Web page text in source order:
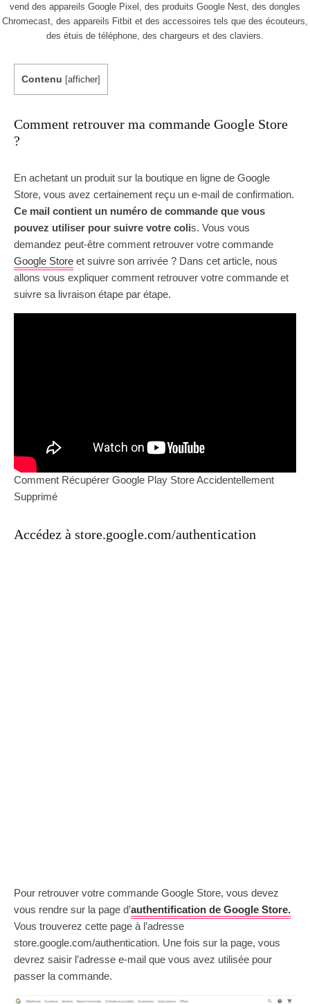
vend des appareils Google Pixel, des produits Google Nest, des dongles
Chromecast, des appareils Fitbit et des accessoires tels que des écouteurs,
des étuis de téléphone, des chargeurs et des claviers.
Contenu [afficher]
Comment retrouver ma commande Google Store
?
En achetant un produit sur la boutique en ligne de Google
Store, vous avez certainement reçu un e-mail de confirmation.
Ce mail contient un numéro de commande que vous
pouvez utiliser pour suivre votre colis. Vous vous
demandez peut-être comment retrouver votre commande
Google Store et suivre son arrivée ? Dans cet article, nous
allons vous expliquer comment retrouver votre commande et
suivre sa livraison étape par étape.
Comment Récupérer Google Play Store Accidentellement
Supprimé
Accédez à store.google.com/authentication
Pour retrouver votre commande Google Store, vous devez
vous rendre sur la page d’authentification de Google Store.
Vous trouverez cette page à l’adresse
store.google.com/authentication. Une fois sur la page, vous
devrez saisir l’adresse e-mail que vous avez utilisée pour
passer la commande.